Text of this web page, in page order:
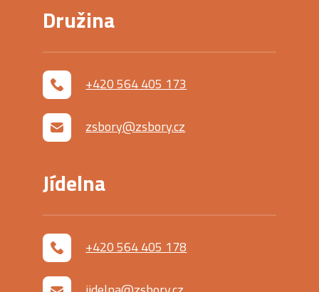
Družina
+420 564 405 173
zsbory@zsbory.cz
Jídelna
+420 564 405 178